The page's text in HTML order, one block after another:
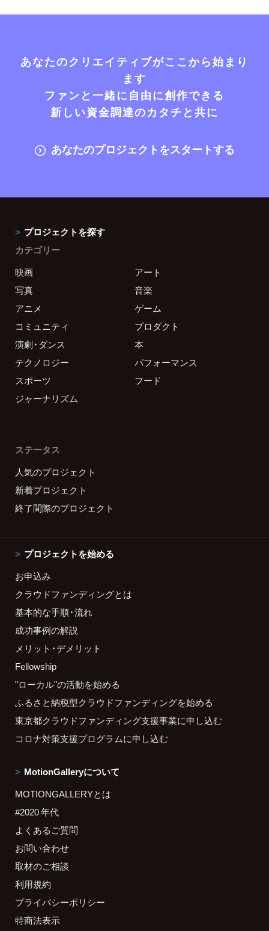
あなたのクリエイティブがここから始まり
ます
ファンと一緒に自由に創作できる
新しい資金調達のカタチと共に
あなたのプロジェクトをスタートする
プロジェクトを探す
カテゴリー
映画
アート
写真
音楽
アニメ
ゲーム
コミュニティ
プロダクト
演劇・ダンス
本
テクノロジー
パフォーマンス
スポーツ
フード
ジャーナリズム
ステータス
人気のプロジェクト
新着プロジェクト
終了間際のプロジェクト
プロジェクトを始める
お申込み
クラウドファンディングとは
基本的な手順・流れ
成功事例の解説
メリット・デメリット
Fellowship
"ローカル"の活動を始める
ふるさと納税型クラウドファンディングを始める
東京都クラウドファンディング支援事業に申し込む
コロナ対策支援プログラムに申し込む
MotionGalleryについて
MOTIONGALLERYとは
#2020 年代
よくあるご質問
お問い合わせ
取材のご相談
利用規約
プライバシーポリシー
特商法表示